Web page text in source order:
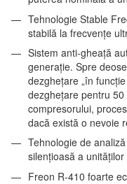
Tehnologie Stable
stabilă la frecvențe
Sistem anti-gheață
generație. Spre
dezghețare „în
dezghețare pentru
compresorului,
dacă există o nevoie
Tehnologie de
silențioasă a
Freon R-410 foarte